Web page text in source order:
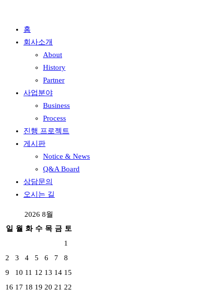
홈
회사소개
About
History
Partner
사업분야
Business
Process
진행 프로젝트
게시판
Notice & News
Q&A Board
상담문의
오시는 길
2026 8월
일 월 화 수 목 금 토
1
2
3 4 5 6 7
8
9
10 11 12 13 14 15
16 17 18 19 20 21 22